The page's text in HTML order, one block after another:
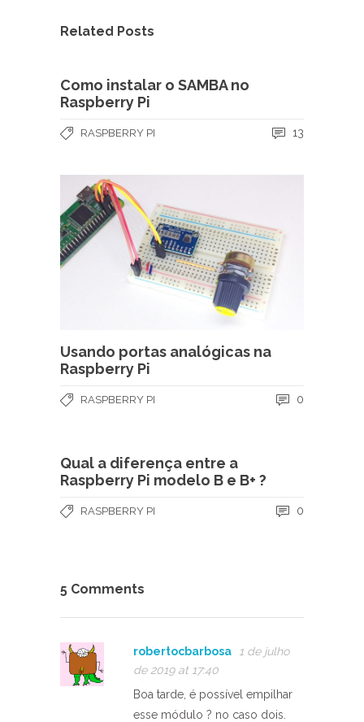
Related Posts
Como instalar o SAMBA no
Raspberry Pi
RASPBERRY PI 13
Usando portas analógicas na
Raspberry Pi
RASPBERRY PI 0
Qual a diferença entre a
Raspberry Pi modelo B e B+ ?
RASPBERRY PI 0
5 Comments
robertocbarbosa
1 de julho
de 2019 at 17:40
Boa tarde, é possível empilhar
esse módulo ? no caso dois.